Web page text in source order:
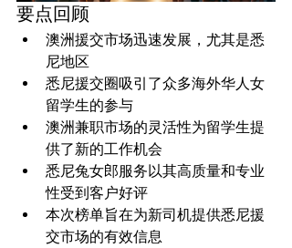
要点回顾
澳洲援交市场迅速发展，尤其是悉
尼地区
悉尼援交圈吸引了众多海外华人女
留学生的参与
澳洲兼职市场的灵活性为留学生提
供了新的工作机会
悉尼兔女郎服务以其高质量和专业
性受到客户好评
本次榜单旨在为新司机提供悉尼援
交市场的有效信息